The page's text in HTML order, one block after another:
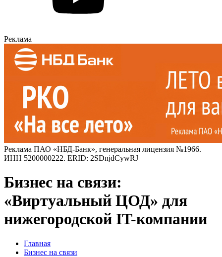
Реклама
Реклама ПАО «НБД-Банк», генеральная лицензия №1966.
ИНН 5200000222. ERID: 2SDnjdCywRJ
Бизнес на связи:
«Виртуальный ЦОД» для
нижегородской IT-компании
Главная
Бизнес на связи